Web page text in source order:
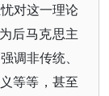
对这一理论
后马克思主
调非传统、
等等，甚至